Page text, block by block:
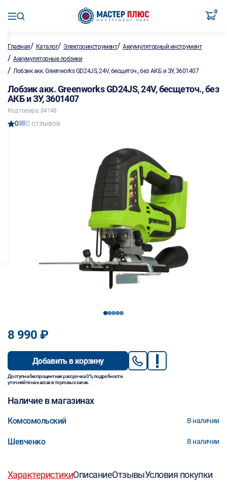
0
Главная/ Каталог/ Электроинструмент/Аккумуляторный инструмент
/ Аккумуляторные лобзики
/ Лобзик акк. Greenworks GD24JS, 24V, бесщеточ., без АКБ и ЗУ, 3601407
Лобзик акк. Greenworks GD24JS, 24V, бесщеточ., без
АКБ и ЗУ, 3601407
Код товара: 84148
0 0 отзывов
12345
8 990 ₽
Добавить в корзину
Доступна беспроцентная рассрочка 0%, подробности
уточняйте на кассах в торговых залах.
Наличие в магазинах
Комсомольский В наличии
Шевченко В наличии
ХарактеристикиОписаниеОтзывыУсловия покупки